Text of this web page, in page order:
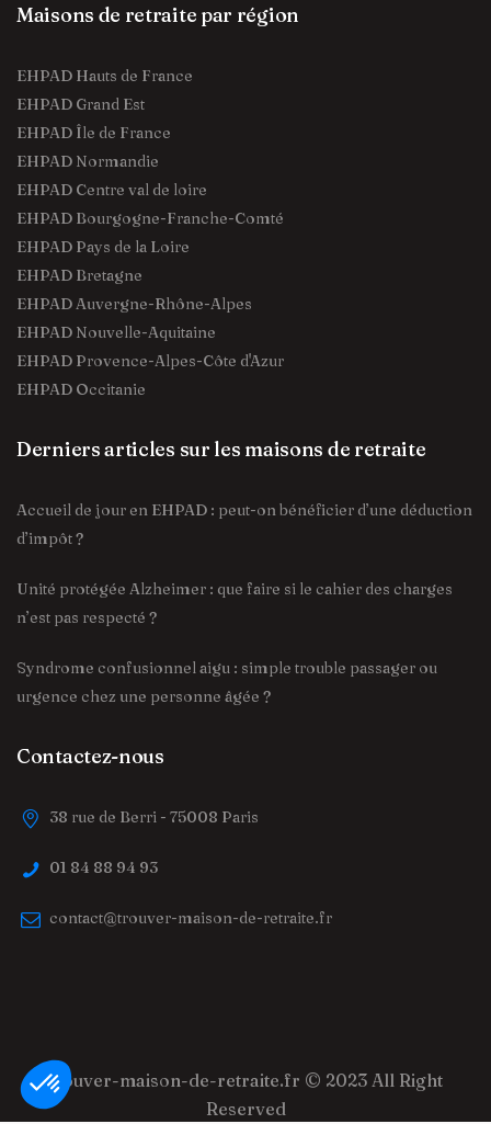
Maisons de retraite par région
EHPAD Hauts de France
EHPAD Grand Est
EHPAD Île de France
EHPAD Normandie
EHPAD Centre val de loire
EHPAD Bourgogne-Franche-Comté
EHPAD Pays de la Loire
EHPAD Bretagne
EHPAD Auvergne-Rhône-Alpes
EHPAD Nouvelle-Aquitaine
EHPAD Provence-Alpes-Côte d'Azur
EHPAD Occitanie
Derniers articles sur les maisons de retraite
Accueil de jour en EHPAD : peut-on bénéficier d’une déduction
d’impôt ?
Unité protégée Alzheimer : que faire si le cahier des charges
n’est pas respecté ?
Syndrome confusionnel aigu : simple trouble passager ou
urgence chez une personne âgée ?
Contactez-nous
38 rue de Berri - 75008 Paris
01 84 88 94 93
contact@trouver-maison-de-retraite.fr
trouver-maison-de-retraite.fr © 2023 All Right
Reserved